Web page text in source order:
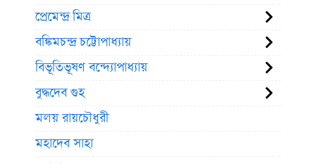
প্রেমেন্দ্র মিত্র
বঙ্কিমচন্দ্র চট্টোপাধ্যায়
বিভূতিভূষণ বন্দ্যোপাধ্যায়
বুদ্ধদেব গুহ
মলয় রায়চৌধুরী
মহাদেব সাহা